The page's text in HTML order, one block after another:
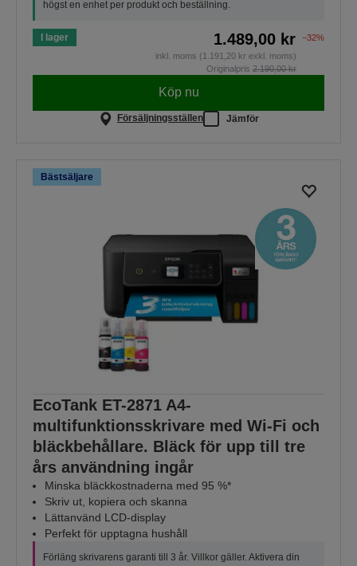
högst en enhet per produkt och beställning.
I lager 1.489,00 kr
−32%
inkl. moms (1.191,20 kr exkl. moms)
Originalpris 2.190,00 kr
Köp nu
Försäljningsställen Jämför
Bästsäljare
EcoTank ET-2871 A4-
multifunktionsskrivare med Wi-Fi och
bläckbehållare. Bläck för upp till tre
års användning ingår
Minska bläckkostnaderna med 95 %*
Skriv ut, kopiera och skanna
Lättanvänd LCD-display
Perfekt för upptagna hushåll
Förläng skrivarens garanti till 3 år. Villkor gäller. Aktivera din